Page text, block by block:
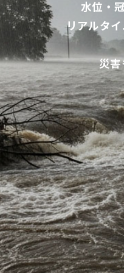
水位・
リアルタ
災